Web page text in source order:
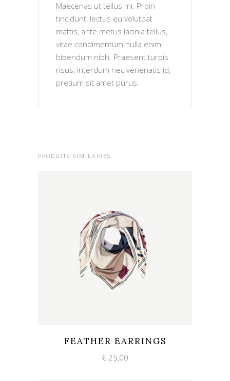
Maecenas ut tellus mi. Proin
tincidunt, lectus eu volutpat
mattis, ante metus lacinia tellus,
vitae condimentum nulla enim
bibendum nibh. Praesent turpis
risus, interdum nec venenatis id,
pretium sit amet purus.
PRODUITS SIMILAIRES
FEATHER EARRINGS
€ 25,00